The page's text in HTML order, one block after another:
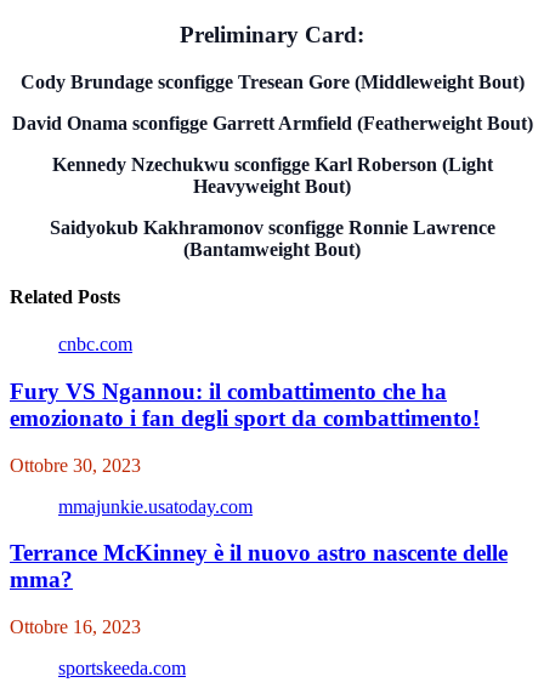
Preliminary Card:
Cody Brundage sconfigge Tresean Gore (Middleweight Bout)
David Onama sconfigge Garrett Armfield (Featherweight Bout)
Kennedy Nzechukwu sconfigge Karl Roberson (Light
Heavyweight Bout)
Saidyokub Kakhramonov sconfigge Ronnie Lawrence
(Bantamweight Bout)
Related Posts
cnbc.com
Fury VS Ngannou: il combattimento che ha
emozionato i fan degli sport da combattimento!
Ottobre 30, 2023
mmajunkie.usatoday.com
Terrance McKinney è il nuovo astro nascente delle
mma?
Ottobre 16, 2023
sportskeeda.com